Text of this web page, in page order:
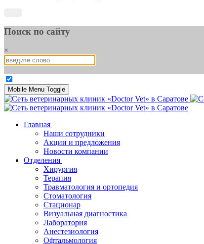
Поиск по сайту
×
Mobile Menu Toggle
Главная
Наши сотрудники
Акции и предложения
Новости компании
Отделения
Хирургия
Терапия
Травматология и ортопедия
Стоматология
Стационар
Визуальная диагностика
Лаборатория
Анестезиология
Офтальмология